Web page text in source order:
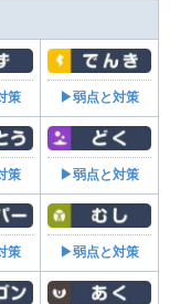
策 ▶弱点と対策
策 ▶弱点と対策
策 ▶弱点と対策